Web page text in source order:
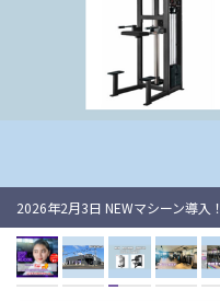
2026年2月3日 NEWマシーン導入！